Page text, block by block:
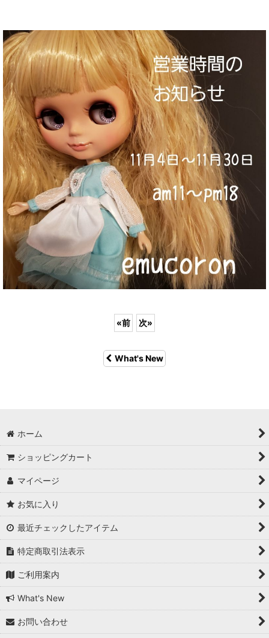
«前 次»
What's New
ホーム
ショッピングカート
マイページ
お気に入り
最近チェックしたアイテム
特定商取引法表示
ご利用案内
What's New
お問い合わせ